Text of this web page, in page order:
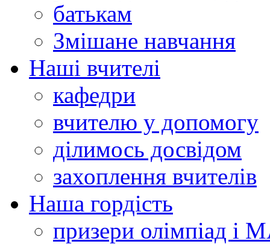
батькам
Змішане навчання
Наші вчителі
кафедри
вчителю у допомогу
ділимось досвідом
захоплення вчителів
Наша гордість
призери олімпіад і